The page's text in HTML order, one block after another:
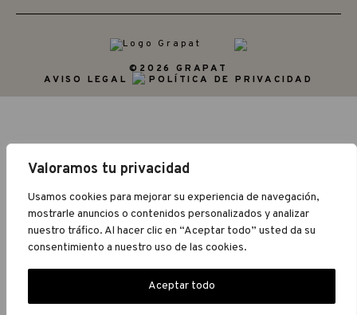
Valoramos tu privacidad
Usamos cookies para mejorar su experiencia de navegación,
mostrarle anuncios o contenidos personalizados y analizar
nuestro tráfico. Al hacer clic en “Aceptar todo” usted da su
consentimiento a nuestro uso de las cookies.
Aceptar todo
©2026 GRAPAT
AVISO LEGAL
POLÍTICA DE PRIVACIDAD